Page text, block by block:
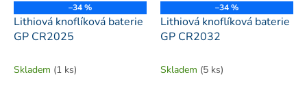
–34 %
Lithiová knoflíková baterie
GP CR2025
Skladem (1 ks)
–34 %
Lithiová knoflíková baterie
GP CR2032
Skladem (5 ks)